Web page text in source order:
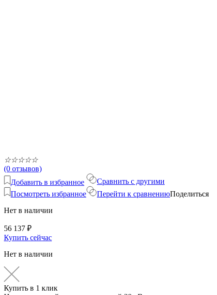
☆☆☆☆☆
(0 отзывов)
Добавить в избранное
Посмотреть избранное
Сравнить с другими
Перейти к сравнениюПоделиться
Нет в наличии
56 137 ₽
Купить сейчас
Нет в наличии
Купить в 1 клик